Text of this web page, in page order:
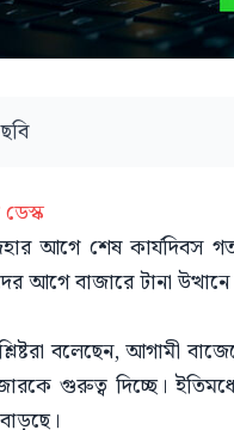
আগে শেষ কার্যদিবস
আগে বাজারে টানা উত্থানে
বলেছেন, আগামী
গুরুত্ব দিচ্ছে।